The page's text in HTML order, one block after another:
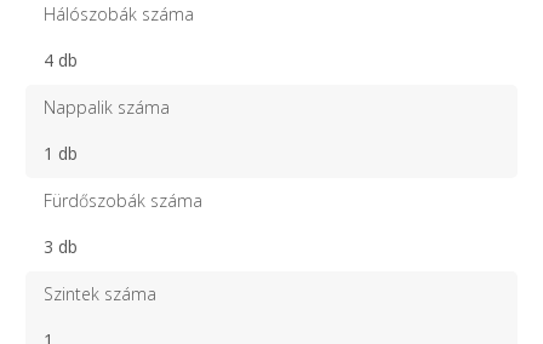
Hálószobák száma
4 db
Nappalik száma
1 db
Fürdőszobák száma
3 db
Szintek száma
1